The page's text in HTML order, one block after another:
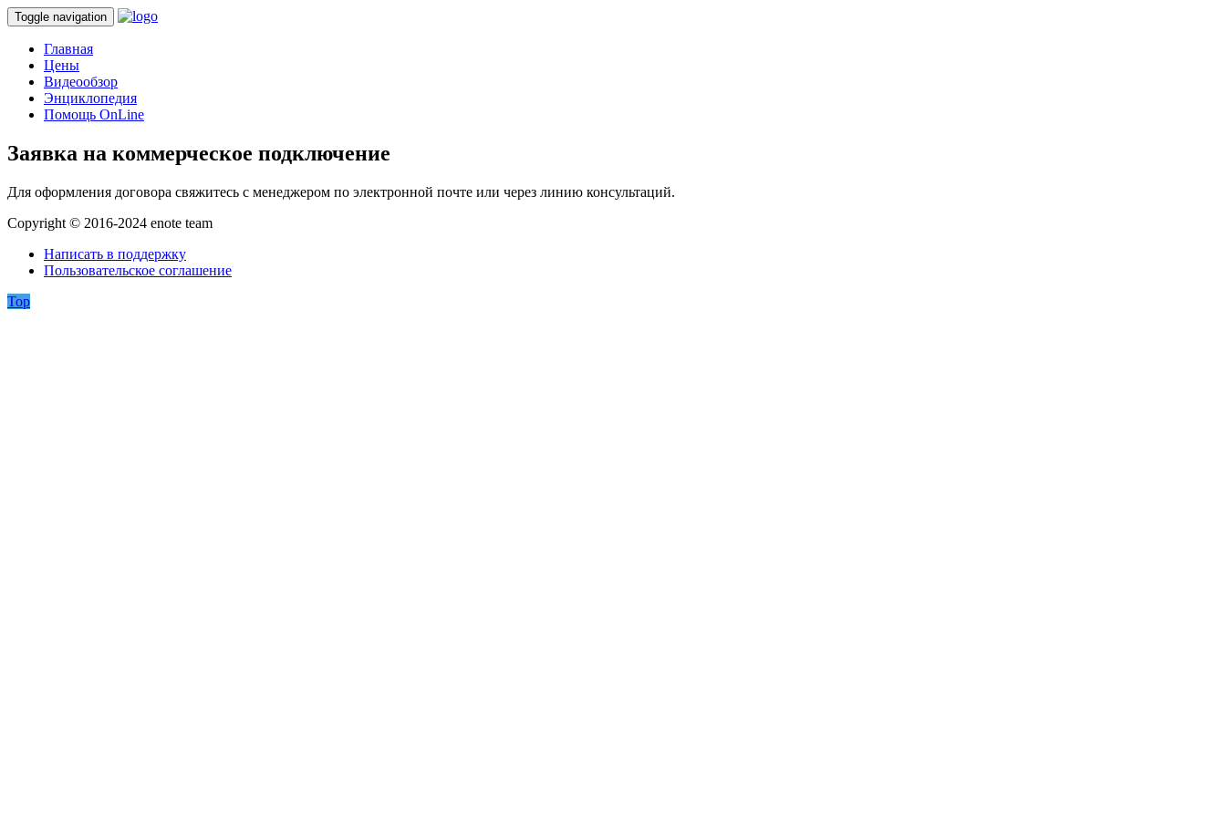
Toggle navigation
Главная
Цены
Видеообзор
Энциклопедия
Помощь OnLine
Заявка на коммерческое подключение
Для оформления договора свяжитесь с менеджером по электронной почте или через линию консультаций.
Copyright © 2016-2024 enote team
Написать в поддержку
Пользовательское соглашение
Top